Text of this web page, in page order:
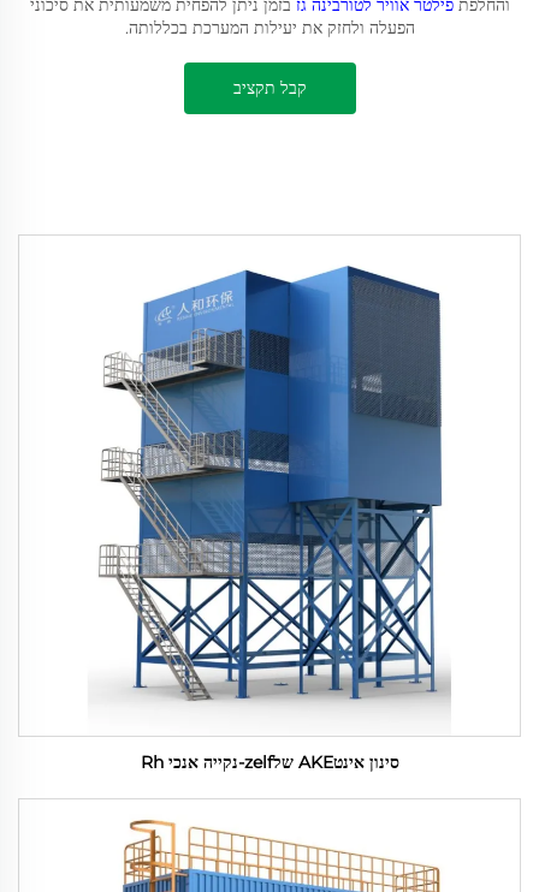
והחלפתפילטר אוויר לטורבינה גז בזמן ניתן להפחית משמעותית את סיכוני
הפעלה ולחזק את יעילות המערכת בכללותה.
קבל תקציב
סינון אינטAKE שלzelf-נקייה אנכי Rh